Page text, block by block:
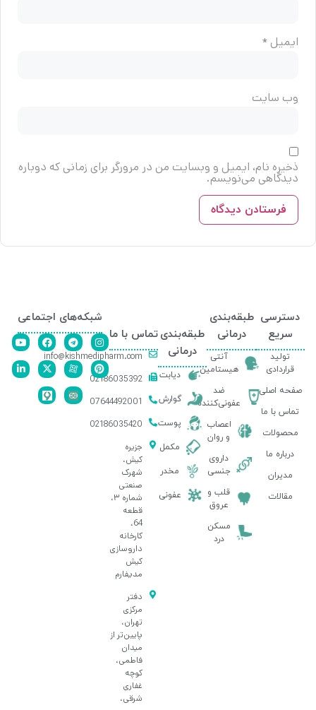
ایمیل *
وب‌ سایت
ذخیره نام، ایمیل و وبسایت من در مرورگر برای زمانی که دوباره
دیدگاهی می‌نویسم.
دسترسی
سریع
تولید
قراردادی
صفحه اصلی
تماس با ما
محصولات
درباره ما
مدیران
مقالات
طبقه‌بندی
درمانی
آنتی
هیستامین
ضد
عفونی‌کننده
اعصاب
و روان
داروی
جنسی
قلب و
عروق
مسکن
درد
طبقه‌بندی
درمانی
دیابت
گوارش
پوست
مکمل
مخدر
عفونی
تماس با ما
info@kishmedipharm.com
02186035392
07644492001
02186035420
جزیره
کیش،
شهرک
صنعتی
شماره ۳،
قطعه
64،
کارخانه
داروسازی
کیش
مدیفارم
دفتر
مرکزی
تهران،
پایین‌تر از
میدان
فاطمی،
کوچه
غفاری
شرقی،
شبکه‌های اجتماعی